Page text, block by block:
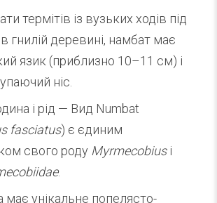
термітів із вузьких ходів під
гнилій деревині, намбат має
язик (приблизно 10–11 см) і
ніс.
і рід — Вид Numbat
fasciatus) є єдиним
свого роду Myrmecobiusі
.
має унікальне попелясто-